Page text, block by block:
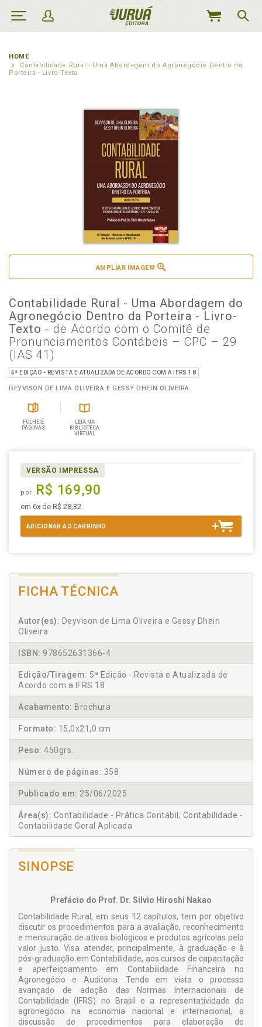
MEU
HOME
Contabilidade Rural - Uma Abordagem do Agronegócio Dentro da
Porteira - Livro-Texto
AMPLIAR IMAGEM
Contabilidade Rural - Uma Abordagem do
Agronegócio Dentro da Porteira - Livro-
Texto - de Acordo com o Comitê de
Pronunciamentos Contábeis – CPC – 29
(IAS 41)
5ª EDIÇÃO - REVISTA E ATUALIZADA DE ACORDO COM A IFRS 18
DEYVISON DE LIMA OLIVEIRA E GESSY DHEIN OLIVEIRA
FOLHEIE
PÁGINAS
LEIA NA
BIBLIOTECA
VIRTUAL
VERSÃO IMPRESSA
por R$ 169,90
em 6x de R$ 28,32
ADICIONAR AO CARRINHO
FICHA TÉCNICA
Autor(es): Deyvison de Lima Oliveira e Gessy Dhein
Oliveira
ISBN: 978652631366-4
Edição/Tiragem: 5ª Edição - Revista e Atualizada de
Acordo com a IFRS 18
Acabamento: Brochura
Formato: 15,0x21,0 cm
Peso: 450grs.
Número de páginas: 358
Publicado em: 25/06/2025
Área(s): Contabilidade - Prática Contábil; Contabilidade -
Contabilidade Geral Aplicada
SINOPSE
Prefácio do Prof. Dr. Sílvio Hiroshi Nakao
Contabilidade Rural, em seus 12 capítulos, tem por objetivo
discutir os procedimentos para a avaliação, reconhecimento
e mensuração de ativos biológicos e produtos agrícolas pelo
valor justo. Visa atender, principalmente, à graduação e à
pós-graduação em Contabilidade, aos cursos de capacitação
e aperfeiçoamento em Contabilidade Financeira no
Agronegócio e Auditoria. Tendo em vista o processo
avançado de adoção das Normas Internacionais de
Contabilidade (IFRS) no Brasil e a representatividade do
agronegócio na economia nacional e internacional, a
discussão de procedimentos para elaboração de